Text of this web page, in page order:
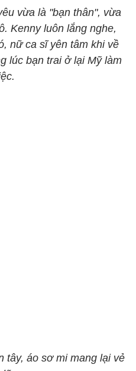
vừa là "bạn thân", vừa
Kenny luôn lắng nghe,
nữ ca sĩ yên tâm khi về
lúc bạn trai ở lại Mỹ làm
tây, áo sơ mi mang lại vẻ